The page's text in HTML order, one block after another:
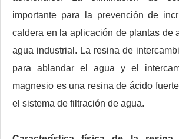
importante para la prevención de
caldera en la aplicación de plantas de
agua industrial. La resina de
para ablandar el agua y el
magnesio es una resina de ácido
el sistema de filtración de agua.